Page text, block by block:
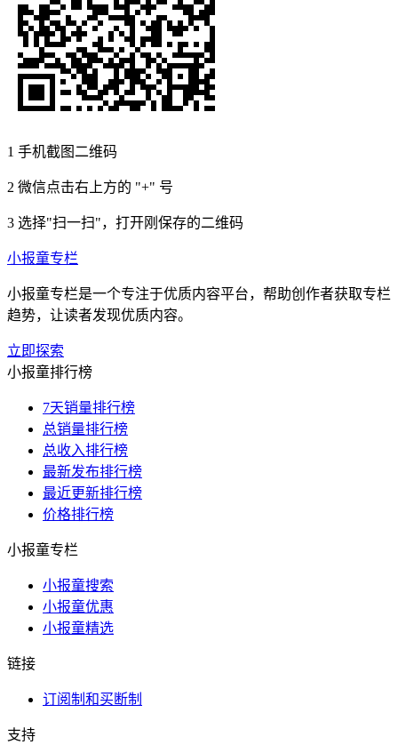
1 手机截图二维码
2 微信点击右上方的 "+" 号
3 选择"扫一扫"，打开刚保存的二维码
小报童专栏
小报童专栏是一个专注于优质内容平台，帮助创作者获取专栏
趋势，让读者发现优质内容。
立即探索
小报童排行榜
7天销量排行榜
总销量排行榜
总收入排行榜
最新发布排行榜
最近更新排行榜
价格排行榜
小报童专栏
小报童搜索
小报童优惠
小报童精选
链接
订阅制和买断制
支持